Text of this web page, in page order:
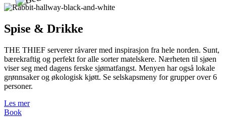
Spise & Drikke
THE THIEF serverer råvarer med inspirasjon fra hele norden. Sunt,
bærekraftig og perfekt for alle sorter matelskere. Nærheten til sjøen
viser seg med dagens ferske sjømatfangst. Menyen har også lokale
grønnsaker og økologisk kjøtt. Se selskapsmeny for grupper over 6
personer.
Les mer
Book